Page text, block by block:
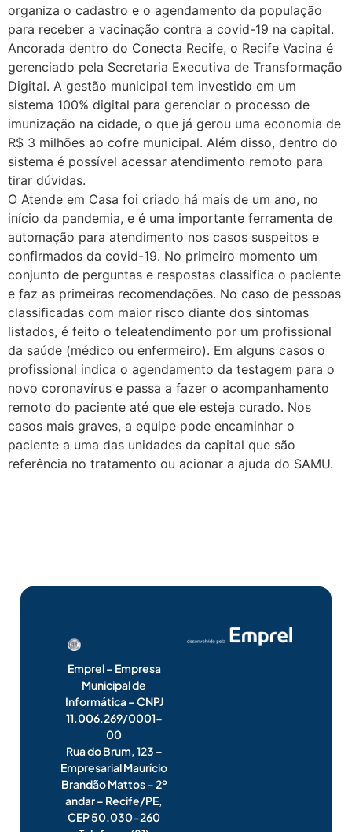
organiza o cadastro e o agendamento da população
para receber a vacinação contra a covid-19 na capital.
Ancorada dentro do Conecta Recife, o Recife Vacina é
gerenciado pela Secretaria Executiva de Transformação
Digital. A gestão municipal tem investido em um
sistema 100% digital para gerenciar o processo de
imunização na cidade, o que já gerou uma economia de
R$ 3 milhões ao cofre municipal. Além disso, dentro do
sistema é possível acessar atendimento remoto para
tirar dúvidas.
O Atende em Casa foi criado há mais de um ano, no
início da pandemia, e é uma importante ferramenta de
automação para atendimento nos casos suspeitos e
confirmados da covid-19. No primeiro momento um
conjunto de perguntas e respostas classifica o paciente
e faz as primeiras recomendações. No caso de pessoas
classificadas com maior risco diante dos sintomas
listados, é feito o teleatendimento por um profissional
da saúde (médico ou enfermeiro). Em alguns casos o
profissional indica o agendamento da testagem para o
novo coronavírus e passa a fazer o acompanhamento
remoto do paciente até que ele esteja curado. Nos
casos mais graves, a equipe pode encaminhar o
paciente a uma das unidades da capital que são
referência no tratamento ou acionar a ajuda do SAMU.
Emprel – Empresa
Municipal de
Informática – CNPJ
11.006.269/0001-
00
Rua do Brum, 123 –
Empresarial Maurício
Brandão Mattos – 2º
andar – Recife/PE,
CEP 50.030-260